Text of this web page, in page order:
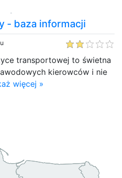
- baza informacji
transportowej to świetna
kierowców i nie
więcej »